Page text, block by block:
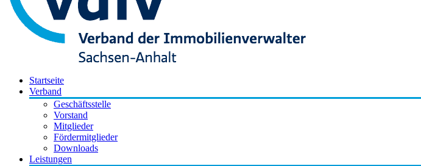
Startseite
Verband
Geschäftsstelle
Vorstand
Mitglieder
Fördermitglieder
Downloads
Leistungen